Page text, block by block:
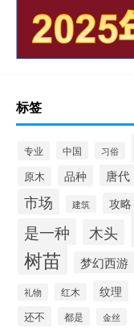
标签
专业 中国 习俗
原木 品种 唐代
市场 建筑 攻略
是一种 木头
树苗 梦幻西游
礼物 红木 纹理
还不 都是 金丝